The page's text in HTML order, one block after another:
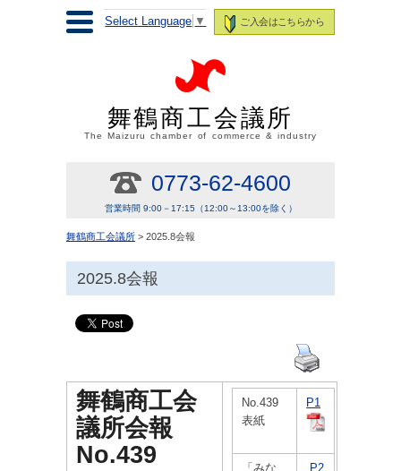
ご入会はこちらから
Select Language ▼
舞鶴商工会議所
The Maizuru chamber of commerce & industry
0773-62-4600
営業時間 9:00－17:15（12:00～13:00を除く）
舞鶴商工会議所 > 2025.8会報
2025.8会報
舞鶴商工会
議所会報
No.439
No.439
表紙
P1
「みな
P2